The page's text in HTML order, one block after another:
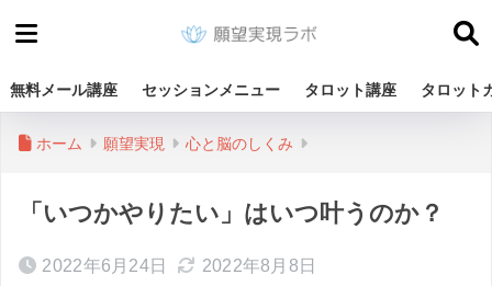
無料メール講座 セッションメニュー タロット講座 タロット
ホーム 願望実現 心と脳のしくみ
「いつかやりたい」はいつ叶うのか？
2022年6月24日 2022年8月8日